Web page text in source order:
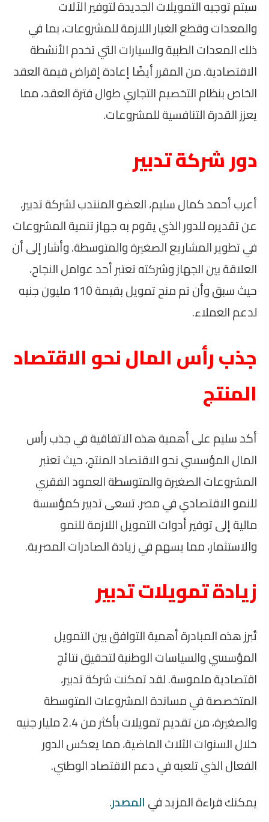
سيتم توجيه التمويلات الجديدة لتوفير الآلات
والمعدات وقطع الغيار اللازمة للمشروعات، بما في
ذلك المعدات الطبية والسيارات التي تخدم الأنشطة
الاقتصادية. من المقرر أيضًا إعادة إقراض قيمة العقد
الخاص بنظام التخصيم التجاري طوال فترة العقد، مما
يعزز القدرة التنافسية للمشروعات.
دور شركة تدبير
أعرب أحمد كمال سليم، العضو المنتدب لشركة تدبير،
عن تقديره للدور الذي يقوم به جهاز تنمية المشروعات
في تطوير المشاريع الصغيرة والمتوسطة. وأشار إلى أن
العلاقة بين الجهاز وشركته تعتبر أحد عوامل النجاح،
حيث سبق وأن تم منح تمويل بقيمة 110 مليون جنيه
لدعم العملاء.
جذب رأس المال نحو الاقتصاد
المنتج
أكد سليم على أهمية هذه الاتفاقية في جذب رأس
المال المؤسسي نحو الاقتصاد المنتج، حيث تعتبر
المشروعات الصغيرة والمتوسطة العمود الفقري
للنمو الاقتصادي في مصر. تسعى تدبير كمؤسسة
مالية إلى توفير أدوات التمويل اللازمة للنمو
والاستثمار، مما يسهم في زيادة الصادرات المصرية.
زيادة تمويلات تدبير
تُبرز هذه المبادرة أهمية التوافق بين التمويل
المؤسسي والسياسات الوطنية لتحقيق نتائج
اقتصادية ملموسة. لقد تمكنت شركة تدبير،
المتخصصة في مساندة المشروعات المتوسطة
والصغيرة، من تقديم تمويلات بأكثر من 2.4 مليار جنيه
خلال السنوات الثلاث الماضية، مما يعكس الدور
الفعال الذي تلعبه في دعم الاقتصاد الوطني.
يمكنك قراءة المزيد فيالمصدر.